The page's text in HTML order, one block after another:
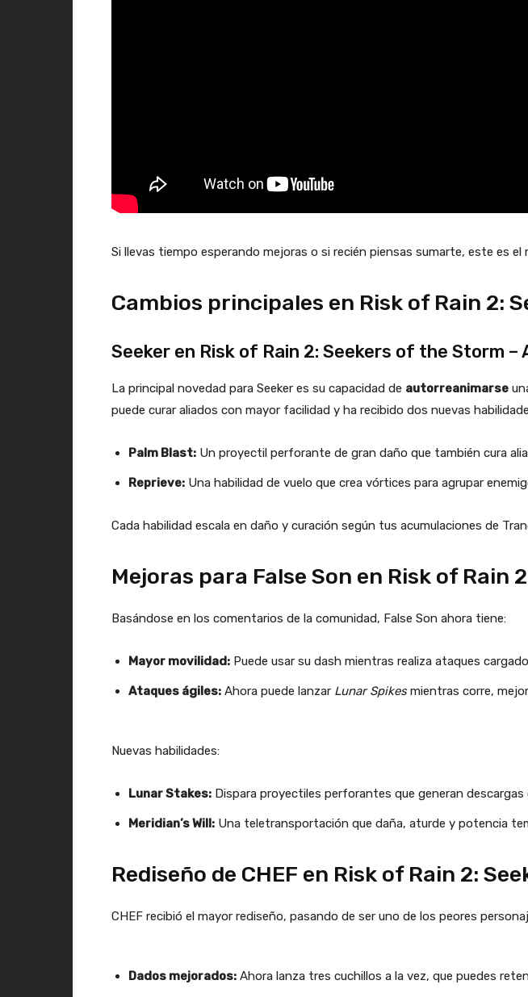
Si llevas tiempo esperando mejoras o si recién piensas sumarte, este es
Cambios principales en Risk of Rain 2:
Seeker en Risk of Rain 2: Seekers of the Storm
La principal novedad para Seeker es su capacidad de autorreanimarse
puede curar aliados con mayor facilidad y ha recibido dos nuevas
Palm Blast: Un proyectil perforante de gran daño que también cura
Reprieve: Una habilidad de vuelo que crea vórtices para agrupar
Cada habilidad escala en daño y curación según tus acumulaciones de
Mejoras para False Son en Risk of Rain
Basándose en los comentarios de la comunidad, False Son ahora tiene:
Mayor movilidad: Puede usar su dash mientras realiza ataques
Ataques ágiles: Ahora puede lanzar Lunar Spikesmientras corre,
Nuevas habilidades:
Lunar Stakes: Dispara proyectiles perforantes que generan
Meridian’s Will: Una teletransportación que daña, aturde y potencia
Rediseño de CHEF en Risk of Rain 2:
CHEF recibió el mayor rediseño, pasando de ser uno de los peores
Dados mejorados: Ahora lanza tres cuchillos a la vez, que puedes